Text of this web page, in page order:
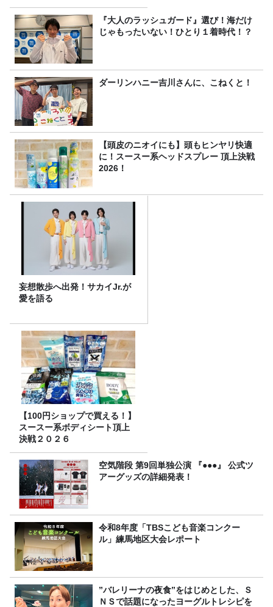
『大人のラッシュガード』選び！海だけ
じゃもったいない！ひとり１着時代！？
ダーリンハニー吉川さんに、こねくと！
【頭皮のニオイにも】頭もヒンヤリ快適
に！スースー系ヘッドスプレー 頂上決戦
2026！
妄想散歩へ出発！サカイJr.が
愛を語る
【100円ショップで買える！】
スースー系ボディシート頂上
決戦２０２６
空気階段 第9回単独公演 『●●●』 公式ツ
アーグッズの詳細発表！
令和8年度「TBSこども音楽コンクー
ル」練馬地区大会レポート
”バレリーナの夜食”をはじめとした、Ｓ
ＮＳで話題になったヨーグルトレシピを